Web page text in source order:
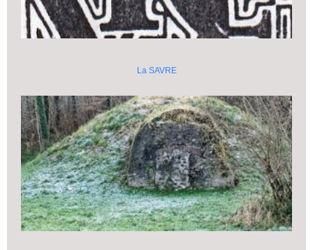
La SAVRE